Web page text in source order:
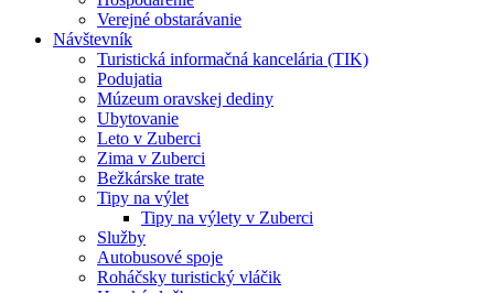
Verejné obstarávanie
Návštevník
Turistická informačná kancelária (TIK)
Podujatia
Múzeum oravskej dediny
Ubytovanie
Leto v Zuberci
Zima v Zuberci
Bežkárske trate
Tipy na výlet
Tipy na výlety v Zuberci
Služby
Autobusové spoje
Roháčsky turistický vláčik